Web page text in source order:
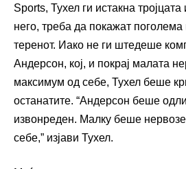
Sports, Тухел ги истакна
него, треба да покажат поголема
теренот. Иако не ги штедеше
Андерсон, кој, и покрај малата
максимум од себе, Тухел беше
останатите. “Андерсон беше
извонреден. Малку беше
себе,” изјави Тухел.